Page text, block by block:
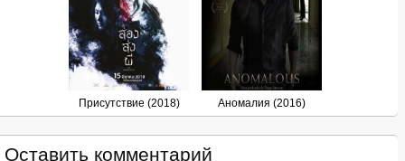
Присутствие (2018) Аномалия (2016)
Оставить комментарий